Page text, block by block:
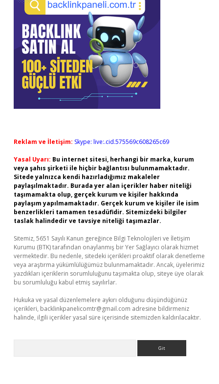
Reklam ve İletişim: Skype: live:.cid.575569c608265c69
Yasal Uyarı: Bu internet sitesi, herhangi bir marka, kurum
veya şahıs şirketi ile hiçbir bağlantısı bulunmamaktadır.
Sitede yalnızca kendi hazırladığımız makaleler
paylaşılmaktadır. Burada yer alan içerikler haber niteliği
taşımamakta olup, gerçek kurum ve kişiler hakkında
paylaşım yapılmamaktadır. Gerçek kurum ve kişiler ile isim
benzerlikleri tamamen tesadüfidir. Sitemizdeki bilgiler
taslak halindedir ve tavsiye niteliği taşımazlar.
Sitemiz, 5651 Sayılı Kanun gereğince Bilgi Teknolojileri ve İletişim
Kurumu (BTK) tarafından onaylanmış bir Yer Sağlayıcı olarak hizmet
vermektedir. Bu nedenle, sitedeki içerikleri proaktif olarak denetleme
veya araştırma yükümlülüğümüz bulunmamaktadır. Ancak, üyelerimiz
yazdıkları içeriklerin sorumluluğunu taşımakta olup, siteye üye olarak
bu sorumluluğu kabul etmiş sayılırlar.
Hukuka ve yasal düzenlemelere aykırı olduğunu düşündüğünüz
içerikleri, backlinkpanelicomtr@gmail.com adresine bildirmeniz
halinde, ilgili içerikler yasal süre içerisinde sitemizden kaldırılacaktır.